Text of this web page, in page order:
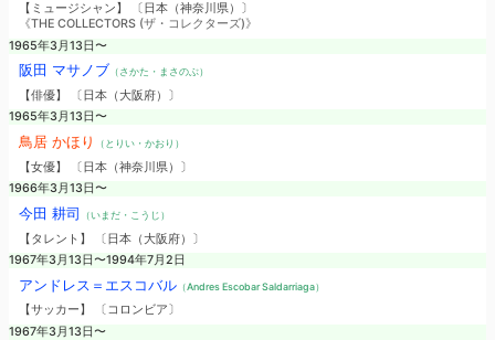
【ミュージシャン】 〔日本（神奈川県）〕
《THE COLLECTORS (ザ・コレクターズ)》
1965年3月13日〜
阪田 マサノブ （さかた・まさのぶ）
【俳優】 〔日本（大阪府）〕
1965年3月13日〜
鳥居 かほり （とりい・かおり）
【女優】 〔日本（神奈川県）〕
1966年3月13日〜
今田 耕司 （いまだ・こうじ）
【タレント】 〔日本（大阪府）〕
1967年3月13日〜1994年7月2日
アンドレス＝エスコバル（Andres Escobar Saldarriaga）
【サッカー】 〔コロンビア〕
1967年3月13日〜